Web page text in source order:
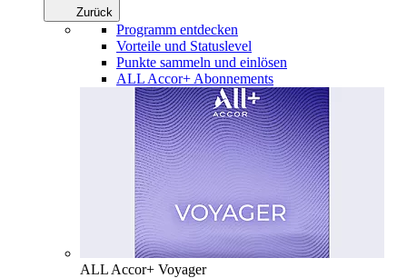
Zurück
Programm entdecken
Vorteile und Statuslevel
Punkte sammeln und einlösen
ALL Accor+ Abonnements
ALL Accor+ Voyager